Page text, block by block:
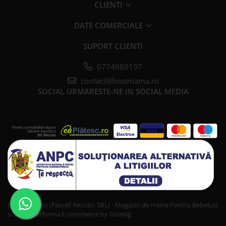
CLIENTI
DATE COMERCIALE
SUPORT CLIENTI
0774980197
contact@bestmama.ro
SOCIAL URMARESTE-NE IN SOCIAL MEDIA
Bestmama.ro (Fascell Recobo SRL) - Magazin de Haine Pentru Bebelusi
si Copii
Platforma E-commerce by Gomag